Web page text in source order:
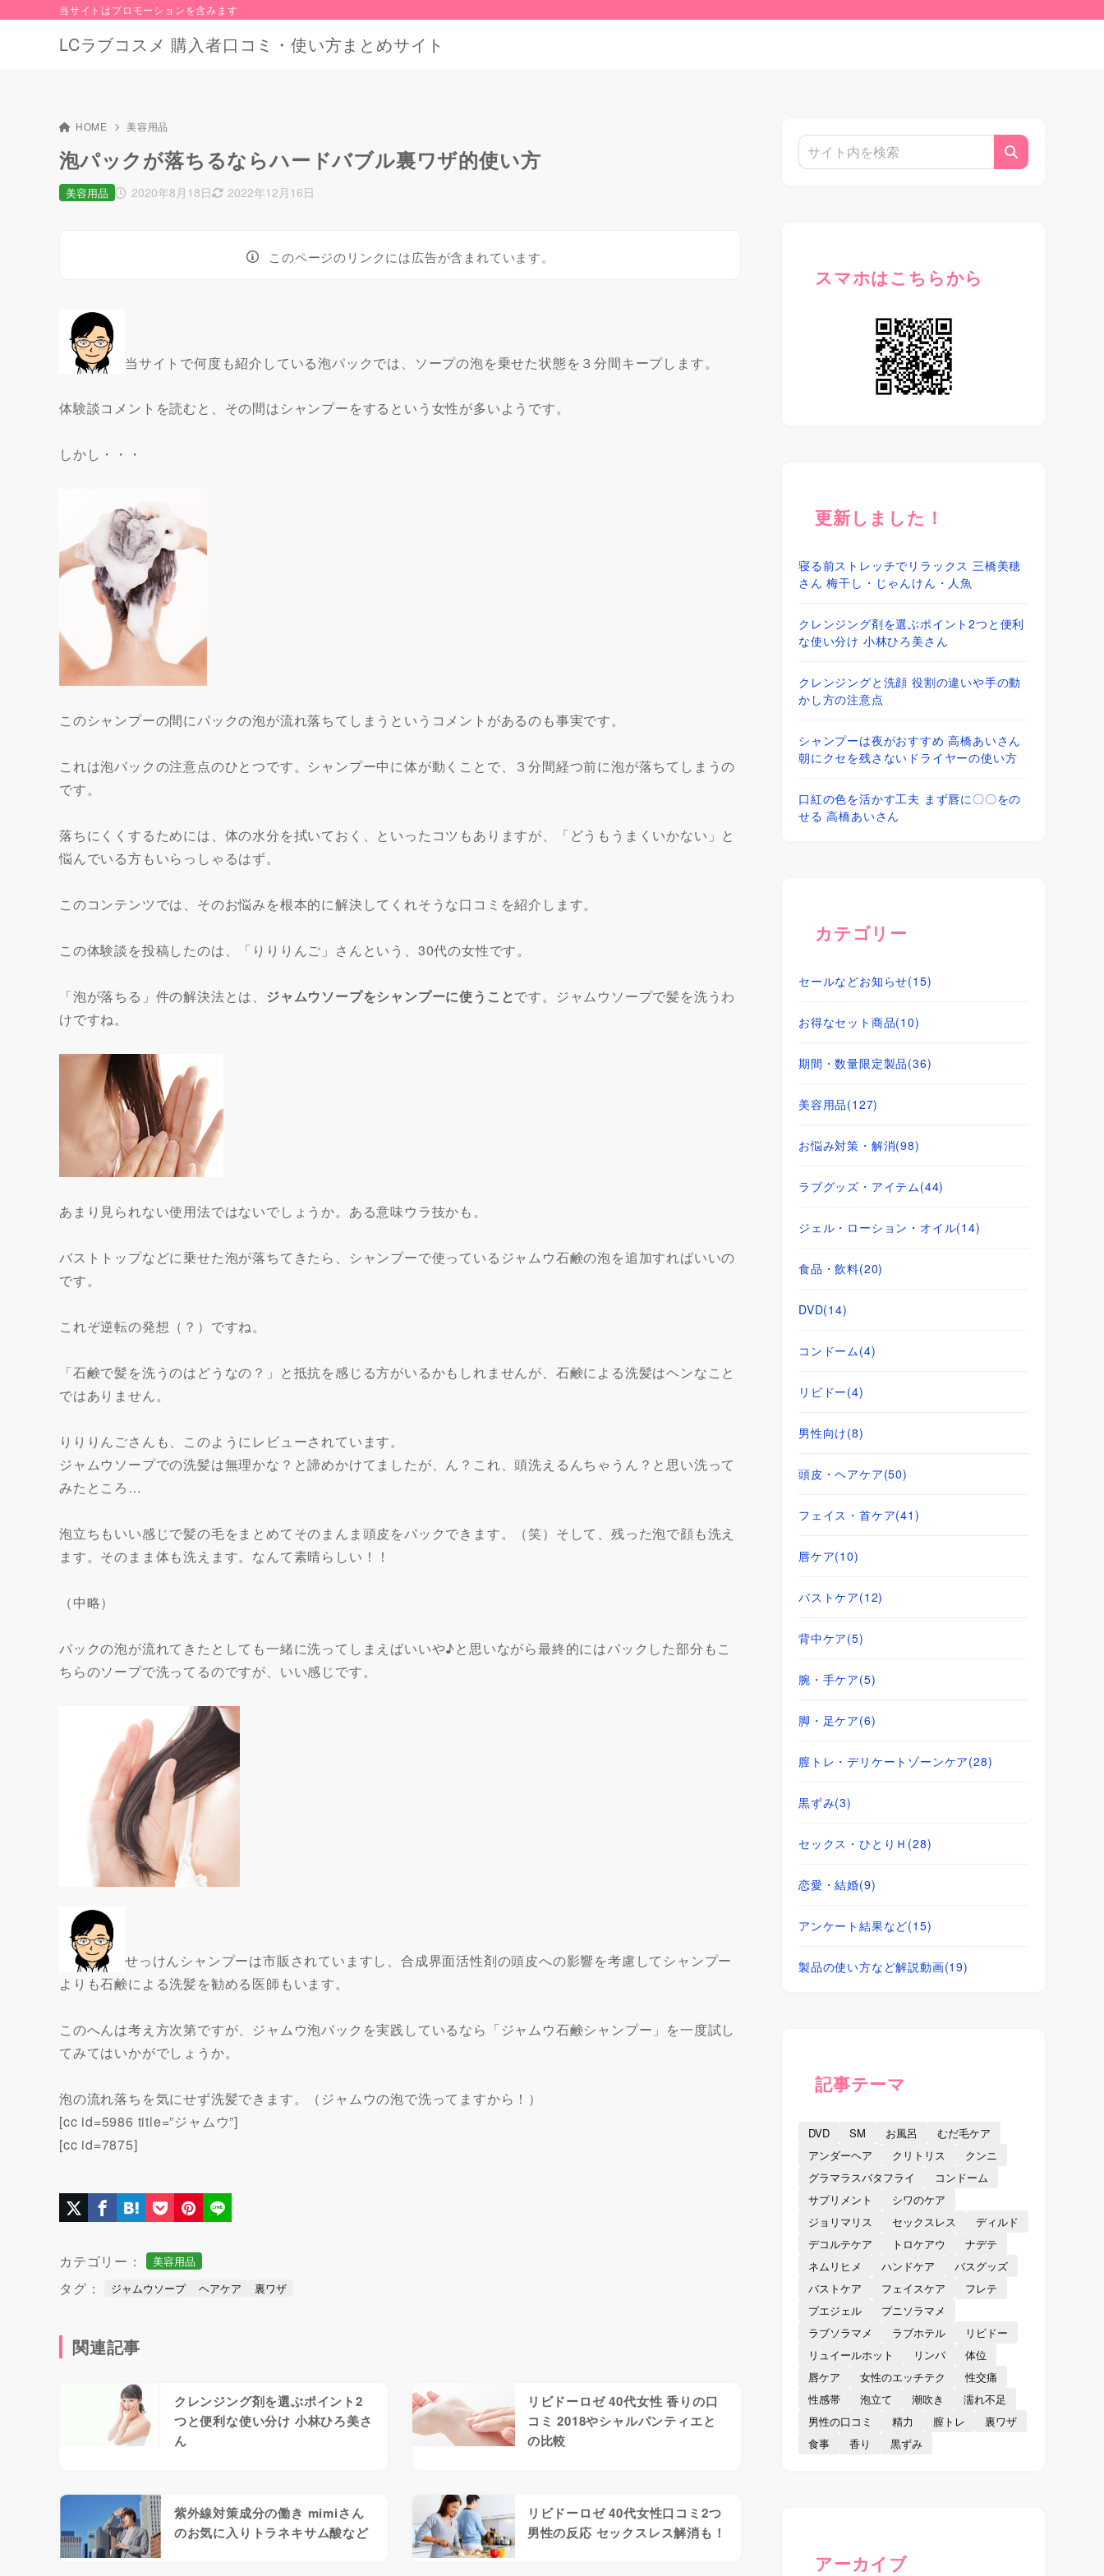
LCラブコスメ 購入者口コミ・使い方まとめサイト
当サイトはプロモーションを含みます
HOME 美容用品
泡パックが落ちるならハードバブル裏ワザ的使い方
2020年8月18日 2022年12月16日
美容用品
このページのリンクには広告が含まれています。
当サイトで何度も紹介している泡パックでは、ソープの泡を乗せた状態を３分間キープします。
体験談コメントを読むと、その間はシャンプーをするという女性が多いようです。
しかし・・・
このシャンプーの間にパックの泡が流れ落ちてしまう というコメントがあるのも事実です。
これは泡パックの注意点のひとつです。シャンプー中に体が動くことで、３分間経つ前に泡が落ちてしまうの
です。
落ちにくくするためには、体の水分を拭いておく、といったコツもありますが、「どうもうまくいかない」と
悩んでいる方もいらっしゃるはず。
このコンテンツでは、そのお悩みを根本的に解決してくれそうな口コミを紹介します。
この体験談を投稿したのは、「りりりんご」さんという、30代の女性です。
「泡が落ちる」件の解決法とは、 ジャムウソープをシャンプーに使うことです。ジャムウソープで髪を洗うわ
けですね。
あまり見られない使用法ではないでしょうか。ある意味ウラ技かも。
バストトップなどに乗せた泡が落ちてきたら、シャンプーで使っているジャムウ石鹸の泡を追加すればいいの
です。
これぞ逆転の発想（？）ですね。
「石鹸で髪を洗うのはどうなの？」と抵抗を感じる方がいるかもしれませんが、石鹸による洗髪はヘンなこと
ではありません。
りりりんごさんも、このようにレビューされています。
ジャムウソープでの洗髪は無理かな？と諦めかけてましたが、ん？これ、頭洗えるんちゃうん？と思い洗って
みたところ…
泡立ちもいい感じで髪の毛をまとめてそのまんま頭皮をパックできます。（笑）そして、残った泡で顔も洗え
ます。そのまま体も洗えます。なんて素晴らしい！！
（中略）
パックの泡が流れてきたとしても一緒に洗ってしまえばいいや♪と思いながら最終的にはパックした部分もこ
ちらのソープで洗ってるのですが、いい感じです。
せっけんシャンプーは市販されていますし、合成界面活性剤の頭皮への影響を考慮してシャンプー
よりも石鹸による洗髪を勧める医師もいます。
このへんは考え方次第ですが、ジャムウ泡パックを実践しているなら「ジャムウ石鹸シャンプー」を一度試し
てみてはいかがでしょうか。
泡の流れ落ちを気にせず洗髪できます。（ジャムウの泡で洗ってますから！）
[cc id=5986 title=”ジャムウ”]
[cc id=7875]
カテゴリー： 美容用品
タグ： ジャムウソープ ヘアケア 裏ワザ
関連記事
クレンジング剤を選ぶポイント2
つと便利な使い分け 小林ひろ美さ
ん
リビドーロゼ 40代女性 香りの口
コミ 2018やシャルパンティエと
の比較
紫外線対策成分の働き mimiさん
のお気に入りトラネキサム酸など
リビドーロゼ 40代女性口コミ2つ
男性の反応 セックスレス解消も！
スマホはこちらから
更新しました！
寝る前ストレッチでリラックス 三橋美穂
さん 梅干し・じゃんけん・人魚
クレンジング剤を選ぶポイント2つと便利
な使い分け 小林ひろ美さん
クレンジングと洗顔 役割の違いや手の動
かし方の注意点
シャンプーは夜がおすすめ 高橋あいさん
朝にクセを残さないドライヤーの使い方
口紅の色を活かす工夫 まず唇に〇〇をの
せる 高橋あいさん
カテゴリー
セールなどお知らせ(15)
お得なセット商品(10)
期間・数量限定製品(36)
美容用品(127)
お悩み対策・解消(98)
ラブグッズ・アイテム(44)
ジェル・ローション・オイル(14)
食品・飲料(20)
DVD(14)
コンドーム(4)
リビドー(4)
男性向け(8)
頭皮・ヘアケア(50)
フェイス・首ケア(41)
唇ケア(10)
バストケア(12)
背中ケア(5)
腕・手ケア(5)
脚・足ケア(6)
膣トレ・デリケートゾーンケア(28)
黒ずみ(3)
セックス・ひとりＨ (28)
恋愛・結婚(9)
アンケート結果など(15)
製品の使い方など解説動画(19)
記事テーマ
DVD SM お風呂
むだ毛ケア
アンダーヘア
クリトリス
クンニ
グラマラスバタフライ
コンドーム
サプリメント
シワのケア
ジョリマリス
セックスレス
ディルド
デコルテケア
トロケアウ
ナデテ
ネムリヒメ
ハンドケア
バスグッズ
バストケア
フェイスケア
フレテ
プエジェル
プニソラマメ
ラブソラマメ
ラブホテル
リビドー
リュイールホット
リンパ
体位
唇ケア
女性のエッチテク
性交痛
性感帯
泡立て 潮吹き
濡れ不足
男性の口コミ
精力 膣トレ
裏ワザ
食事
香り 黒ずみ
アーカイブ